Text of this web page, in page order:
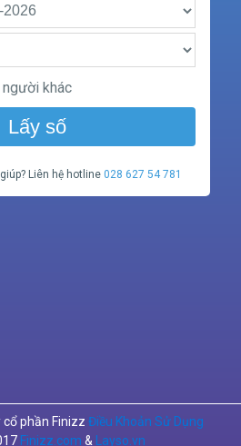
khác
Lấy số
Liên hệ hotline028 627 54 781
cổ phần Finizz Điều Khoản Sử Dụng
Finizz.com & Layso.vn